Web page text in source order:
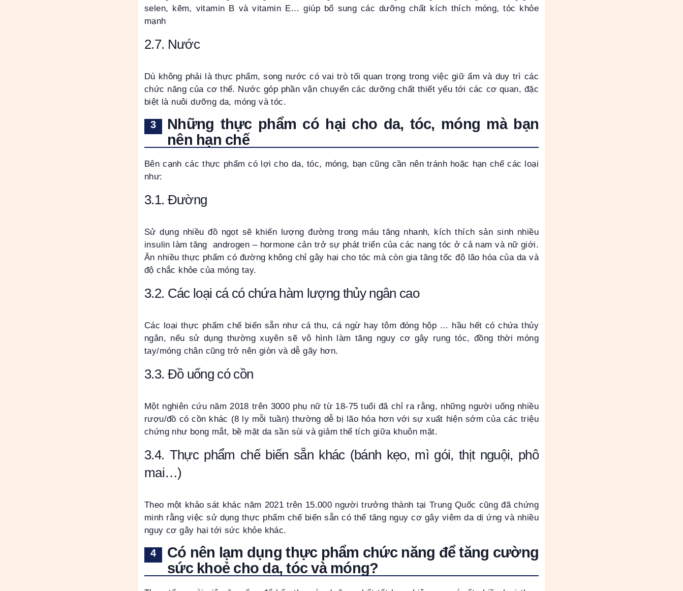
selen, kẽm, vitamin B và vitamin E… giúp bổ sung các dưỡng chất kích thích móng, tóc khỏe
mạnh
2.7. Nước
Dù không phải là thực phẩm, song nước có vai trò tối quan trọng trong việc giữ ẩm và duy trì các
chức năng của cơ thể. Nước góp phần vận chuyển các dưỡng chất thiết yếu tới các cơ quan, đặc
biệt là nuôi dưỡng da, móng và tóc.
Những thực phẩm có hại cho da, tóc, móng mà bạn
nên hạn chế
Bên cạnh các thực phẩm có lợi cho da, tóc, móng, bạn cũng cần nên tránh hoặc hạn chế các loại
như:
3.1. Đường
Sử dụng nhiều đồ ngọt sẽ khiến lượng đường trong máu tăng nhanh, kích thích sản sinh nhiều
insulin làm tăng androgen – hormone cản trở sự phát triển của các nang tóc ở cả nam và nữ giới.
Ăn nhiều thực phẩm có đường không chỉ gây hại cho tóc mà còn gia tăng tốc độ lão hóa của da và
độ chắc khỏe của móng tay.
3.2. Các loại cá có chứa hàm lượng thủy ngân cao
Các loại thực phẩm chế biến sẵn như cá thu, cá ngừ hay tôm đóng hộp … hầu hết có chứa thủy
ngân, nếu sử dụng thường xuyên sẽ vô hình làm tăng nguy cơ gây rụng tóc, đồng thời móng
tay/móng chân cũng trở nên giòn và dễ gãy hơn.
3.3. Đồ uống có cồn
Một nghiên cứu năm 2018 trên 3000 phụ nữ từ 18-75 tuổi đã chỉ ra rằng, những người uống nhiều
rượu/đồ có cồn khác (8 ly mỗi tuần) thường dễ bị lão hóa hơn với sự xuất hiện sớm của các triệu
chứng như bọng mắt, bề mặt da sần sùi và giảm thể tích giữa khuôn mặt.
3.4. Thực phẩm chế biến sẵn khác (bánh kẹo, mì gói, thịt nguội, phô
mai…)
Theo một khảo sát khác năm 2021 trên 15.000 người trưởng thành tại Trung Quốc cũng đã chứng
minh rằng việc sử dụng thực phẩm chế biến sẵn có thể tăng nguy cơ gây viêm da dị ứng và nhiều
nguy cơ gây hại tới sức khỏe khác.
Có nên lạm dụng thực phẩm chức năng để tăng cường
sức khoẻ cho da, tóc và móng?